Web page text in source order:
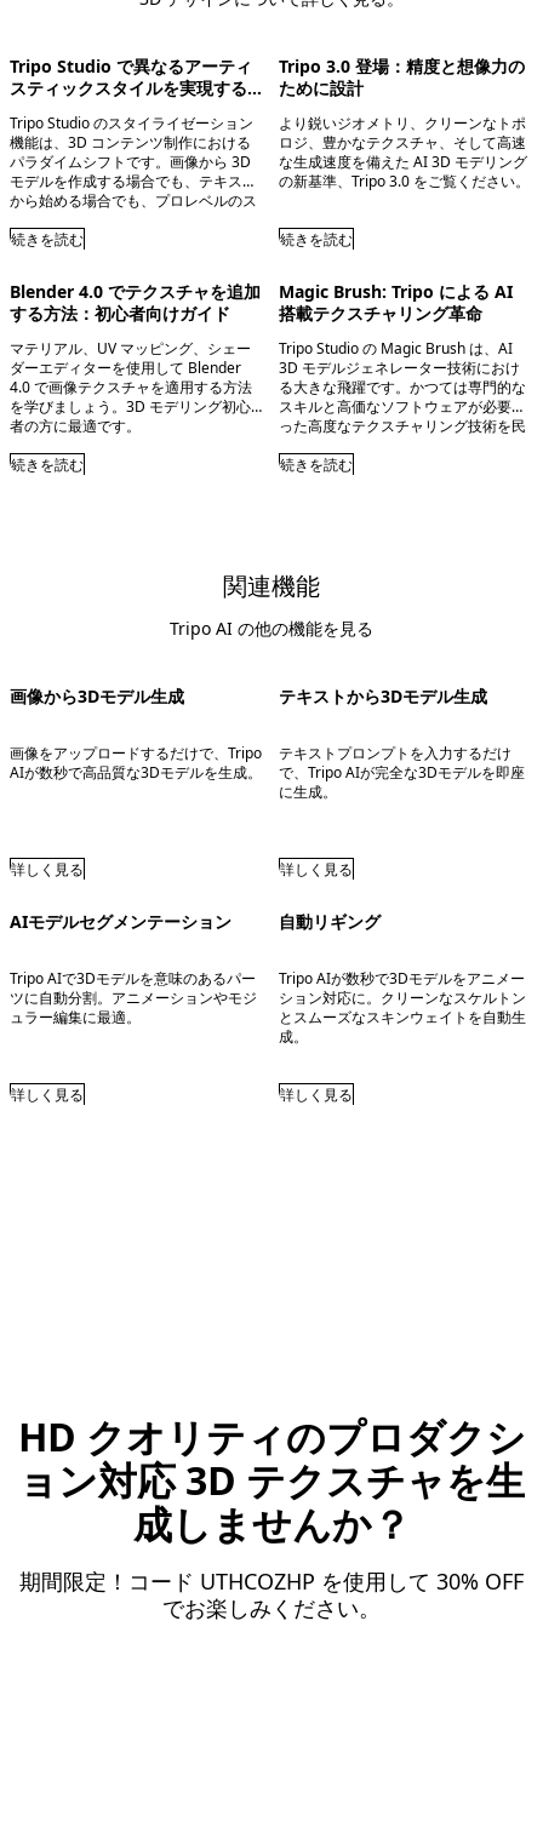
Tripo Studio で異なるアーティ
スティックスタイルを実現する方
Tripo Studio のスタイライゼーション
機能は、3D コンテンツ制作における
パラダイムシフトです。画像から 3D
モデルを作成する場合でも、テキスト
から始める場合でも、プロレベルのス
限の創造性を切り拓きます。
続きを読む
Tripo 3.0 登場：精度と想像力の
ために設計
より鋭いジオメトリ、クリーンなトポ
ロジ、豊かなテクスチャ、そして高速
な生成速度を備えた AI 3D モデリング
の新基準、Tripo 3.0 をご覧ください。
続きを読む
Blender 4.0 でテクスチャを追加
する方法：初心者向けガイド
マテリアル、UV マッピング、シェー
ダーエディターを使用して Blender
4.0 で画像テクスチャを適用する方法
を学びましょう。3D モデリング初心
者の方に最適です。
続きを読む
Magic Brush: Tripo による AI
搭載テクスチャリング革命
Tripo Studio の Magic Brush は、AI
3D モデルジェネレーター技術におけ
る大きな飛躍です。かつては専門的な
スキルと高価なソフトウェアが必要だ
った高度なテクスチャリング技術を民
続きを読む
関連機能
Tripo AI の他の機能を見る
画像から3Dモデル生成
画像をアップロードするだけで、Tripo
AIが数秒で高品質な3Dモデルを生成。
詳しく見る
テキストから3Dモデル生成
テキストプロンプトを入力するだけ
で、Tripo AIが完全な3Dモデルを即座
に生成。
詳しく見る
AIモデルセグメンテーション
Tripo AIで3Dモデルを意味のあるパー
ツに自動分割。アニメーションやモジ
ュラー編集に最適。
詳しく見る
自動リギング
Tripo AIが数秒で3Dモデルをアニメー
ション対応に。クリーンなスケルトン
とスムーズなスキンウェイトを自動生
成。
詳しく見る
HD クオリティのプロダクシ
ョン対応 3D テクスチャを生
成しませんか？
期間限定！コード UTHCOZHP を使用して 30% OFF
でお楽しみください。